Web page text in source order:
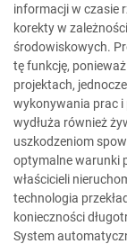
informacji w czasie
korekty w
środowiskowych.
tę funkcję,
projektach,
wykonywania prac i
wydłuża również
uszkodzeniom
optymalne warunki
właścicieli
technologia
konieczności
System